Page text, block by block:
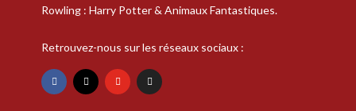
Rowling : Harry Potter & Animaux Fantastiques.
Retrouvez-nous sur les réseaux sociaux :